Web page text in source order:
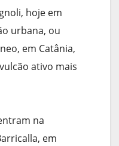
hoje em
urbana, ou
em Catânia,
ativo mais
na
em